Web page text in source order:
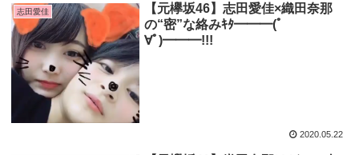
志田愛佳
【元欅坂46】志田愛佳×織田奈那
の“密”な絡みｷﾀ━━━(ﾟ
∀ﾟ)━━━!!!
2020.05.22